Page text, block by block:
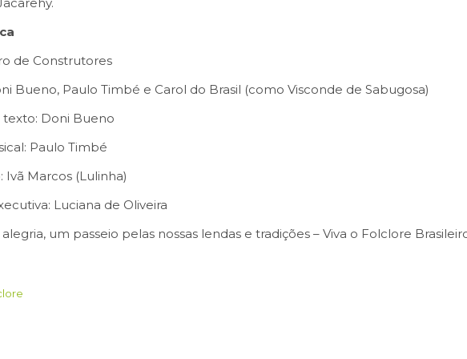
de Construtores
Bueno, Paulo Timbé e Carol do Brasil (como Visconde de Sabugosa)
texto: Doni Bueno
Paulo Timbé
Ivã Marcos (Lulinha)
Luciana de Oliveira
um passeio pelas nossas lendas e tradições – Viva o Folclore